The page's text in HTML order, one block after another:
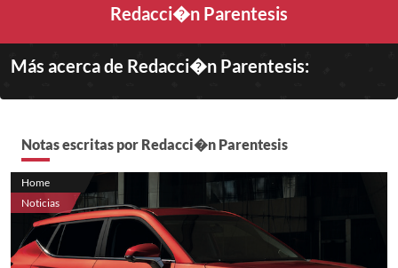
Redacci�n Parentesis
Más acerca de Redacci�n Parentesis:
Notas escritas por Redacci�n Parentesis
Home
Noticias